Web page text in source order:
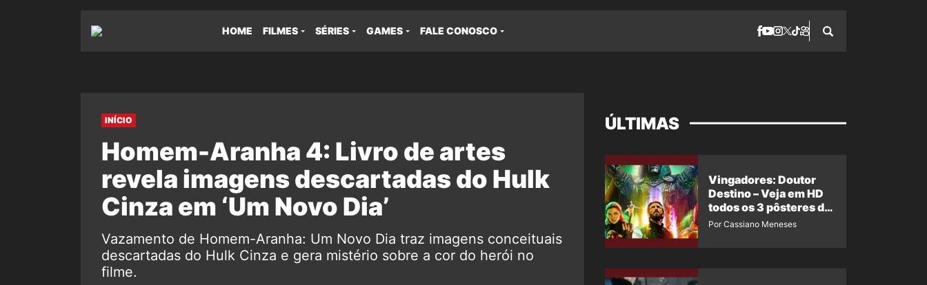
HOME FILMES SÉRIES GAMES FALE CONOSCO
INÍCIO
Homem-Aranha 4: Livro de artes
revela imagens descartadas do Hulk
Cinza em ‘Um Novo Dia’
Vazamento de Homem-Aranha: Um Novo Dia traz imagens conceituais
descartadas do Hulk Cinza e gera mistério sobre a cor do herói no
filme.
ÚLTIMAS
Vingadores: Doutor
Destino – Veja em HD
todos os 3 pôsteres de
‘Doomsday’ + 1 imagem
Por Cassiano Meneses